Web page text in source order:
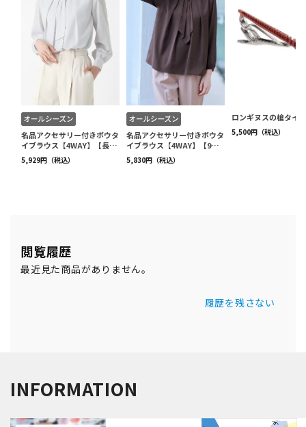
閲覧履歴
最近見た商品がありません。
履歴を残さない
INFORMATION